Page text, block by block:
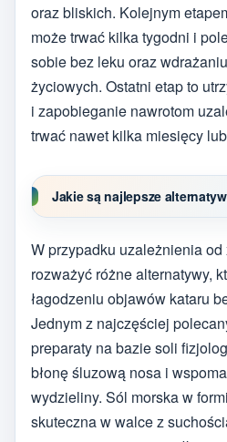
oraz bliskich. Kolejnym
może trwać kilka tygodni i
sobie bez leku oraz
życiowych. Ostatni etap to
i zapobieganie nawrotom
trwać nawet kilka miesięcy
Jakie są najlepsze
W przypadku uzależnienia
rozważyć różne alternatywy,
łagodzeniu objawów kataru
Jednym z najczęściej
preparaty na bazie soli
błonę śluzową nosa i
wydzieliny. Sól morska w
skuteczna w walce z